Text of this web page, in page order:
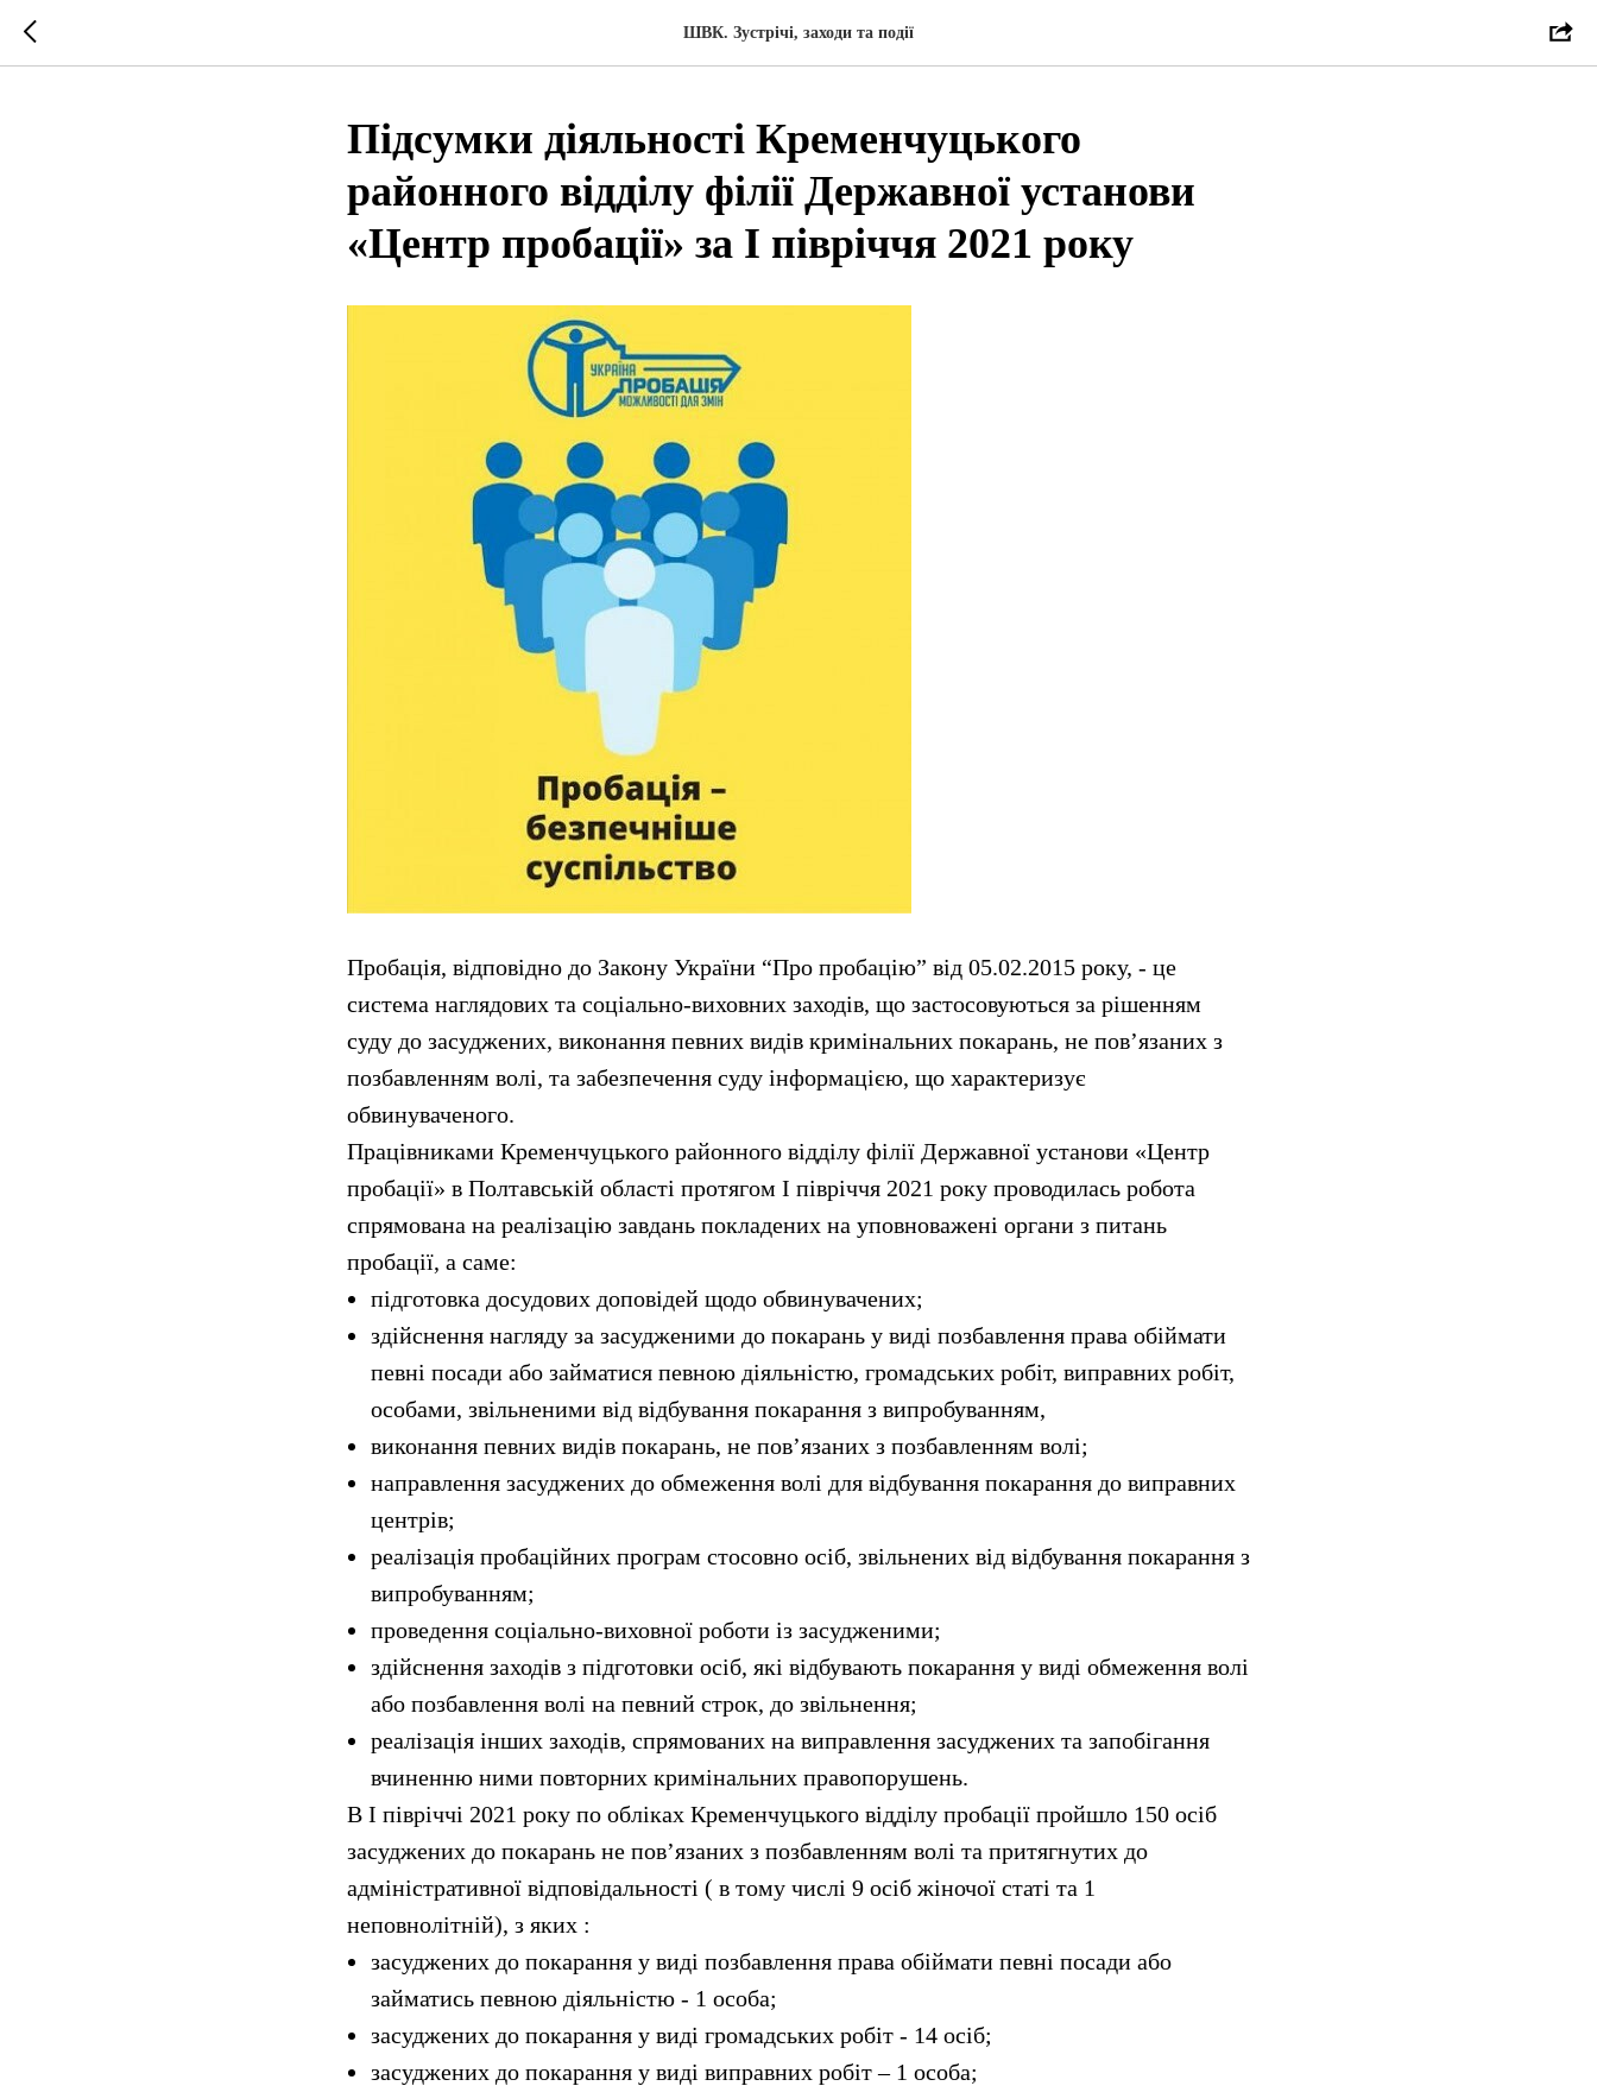
ШВК. Зустрічі, заходи та події
Підсумки діяльності Кременчуцького
районного відділу філії Державної установи
«Центр пробації» за І півріччя 2021 року
Пробація, відповідно до Закону України “Про пробацію” від 05.02.2015 року, - це
система наглядових та соціально-виховних заходів, що застосовуються за рішенням
суду до засуджених, виконання певних видів кримінальних покарань, не пов’язаних з
позбавленням волі, та забезпечення суду інформацією, що характеризує
обвинуваченого.
Працівниками Кременчуцького районного відділу філії Державної установи «Центр
пробації» в Полтавській області протягом І півріччя 2021 року проводилась робота
спрямована на реалізацію завдань покладених на уповноважені органи з питань
пробації, а саме:
підготовка досудових доповідей щодо обвинувачених;
здійснення нагляду за засудженими до покарань у виді позбавлення права обіймати
певні посади або займатися певною діяльністю, громадських робіт, виправних робіт,
особами, звільненими від відбування покарання з випробуванням,
виконання певних видів покарань, не пов’язаних з позбавленням волі;
направлення засуджених до обмеження волі для відбування покарання до виправних
центрів;
реалізація пробаційних програм стосовно осіб, звільнених від відбування покарання з
випробуванням;
проведення соціально-виховної роботи із засудженими;
здійснення заходів з підготовки осіб, які відбувають покарання у виді обмеження волі
або позбавлення волі на певний строк, до звільнення;
реалізація інших заходів, спрямованих на виправлення засуджених та запобігання
вчиненню ними повторних кримінальних правопорушень.
В І півріччі 2021 року по обліках Кременчуцького відділу пробації пройшло 150 осіб
засуджених до покарань не пов’язаних з позбавленням волі та притягнутих до
адміністративної відповідальності ( в тому числі 9 осіб жіночої статі та 1
неповнолітній), з яких :
засуджених до покарання у виді позбавлення права обіймати певні посади або
займатись певною діяльністю - 1 особа;
засуджених до покарання у виді громадських робіт - 14 осіб;
засуджених до покарання у виді виправних робіт – 1 особа;